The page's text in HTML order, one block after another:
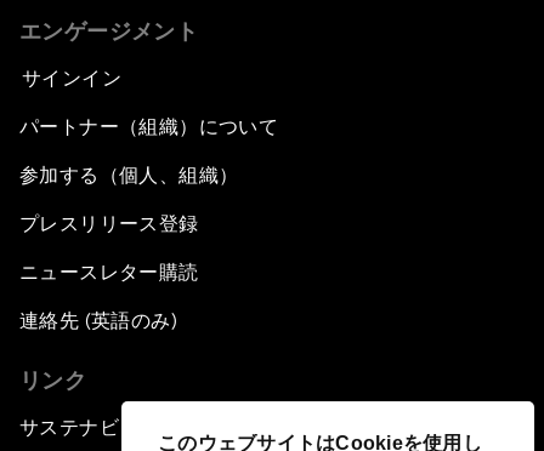
このウェブサイトはCookieを使用し
エンゲージメント
サインイン
パートナー（組織）について
参加する（個人、組織）
プレスリリース登録
ニュースレター購読
連絡先 (英語のみ)
リンク
サステナビリティへの取り組み